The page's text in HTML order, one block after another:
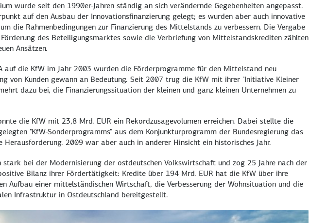
wurde seit den 1990er-Jahren ständig an sich verändernde Gegebenheiten angepasst.
auf den Ausbau der Innovationsfinanzierung gelegt; es wurden aber auch innovative
die Rahmenbedingungen zur Finanzierung des Mittelstands zu verbessern. Die Vergabe
des Beteiligungsmarktes sowie die Verbriefung von Mittelstandskrediten zählten
Ansätzen.
auf die KfW im Jahr 2003 wurden die Förderprogramme für den Mittelstand neu
von Kunden gewann an Bedeutung. Seit 2007 trug die KfW mit ihrer "Initiative Kleiner
dazu bei, die Finanzierungssituation der kleinen und ganz kleinen Unternehmen zu
die KfW mit 23,8 Mrd. EUR ein Rekordzusagevolumen erreichen. Dabei stellte die
"KfW-Sonderprogramms" aus dem Konjunkturprogramm der Bundesregierung das
Herausforderung. 2009 war aber auch in anderer Hinsicht ein historisches Jahr.
stark bei der Modernisierung der ostdeutschen Volkswirtschaft und zog 25 Jahre nach der
Bilanz ihrer Fördertätigkeit: Kredite über 194 Mrd. EUR hat die KfW über ihre
Aufbau einer mittelständischen Wirtschaft, die Verbesserung der Wohnsituation und die
Infrastruktur in Ostdeutschland bereitgestellt.